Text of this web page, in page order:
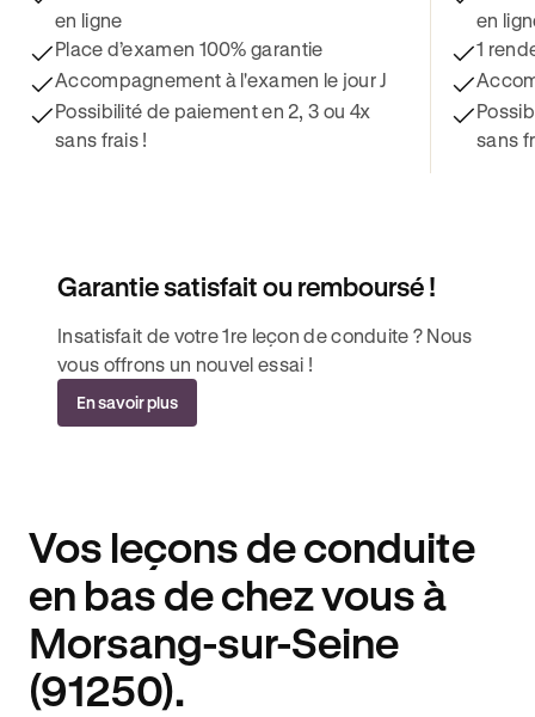
en ligne
Place d’examen 100% garantie
Accompagnement à l'examen le jour J
Possibilité de paiement en 2, 3 ou 4x
sans frais !
en
1
sans
Garantie satisfait ou remboursé !
Insatisfait de votre 1re leçon de conduite ? Nous
vous offrons un nouvel essai !
En savoir plus
Vos leçons de conduite
en bas de chez vous à
Morsang-sur-Seine
(91250).